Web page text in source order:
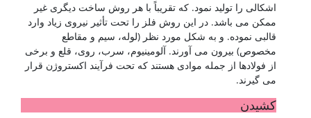
اشکالی را تولید نمود. که تقریباً با هر روش ساخت دیگری غیر
ممکن می باشد. در این روش فلز را تحت تأثیر نیروی زیاد وارد
قالبی نموده. و به شکل مورد نظر (لوله، سیم و مقاطع
مخصوص) بیرون می آورند. آلومینیوم، سرب، روی، قلع و برخی
از فولادها از جمله موادی هستند که تحت فرآیند اکستروژن قرار
می گیرند.
کشیدن